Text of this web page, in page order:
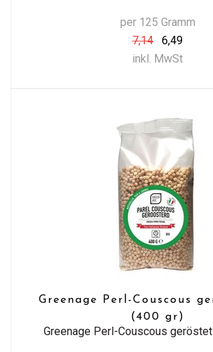
per 125 Gramm
7,14
6,49
inkl. MwSt
Greenage Perl-Couscous
(400 gr)
Greenage Perl-Couscous